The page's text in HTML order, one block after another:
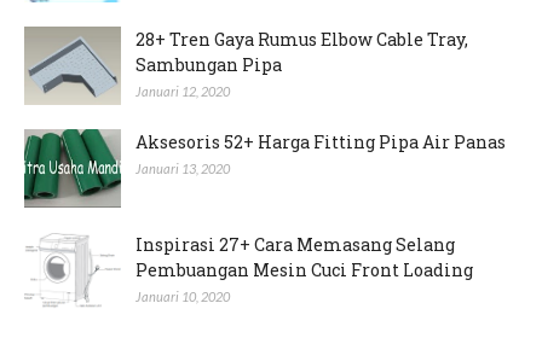
28+ Tren Gaya Rumus Elbow Cable Tray,
Sambungan Pipa
Januari 12, 2020
Aksesoris 52+ Harga Fitting Pipa Air Panas
Januari 13, 2020
Inspirasi 27+ Cara Memasang Selang
Pembuangan Mesin Cuci Front Loading
Januari 10, 2020